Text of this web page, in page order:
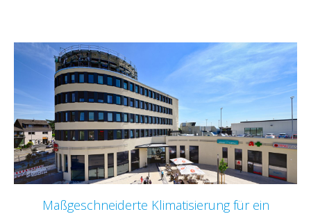
Maßgeschneiderte Klimatisierung für ein